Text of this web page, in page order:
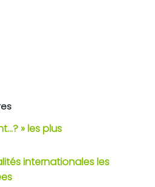
» les plus
internationales les